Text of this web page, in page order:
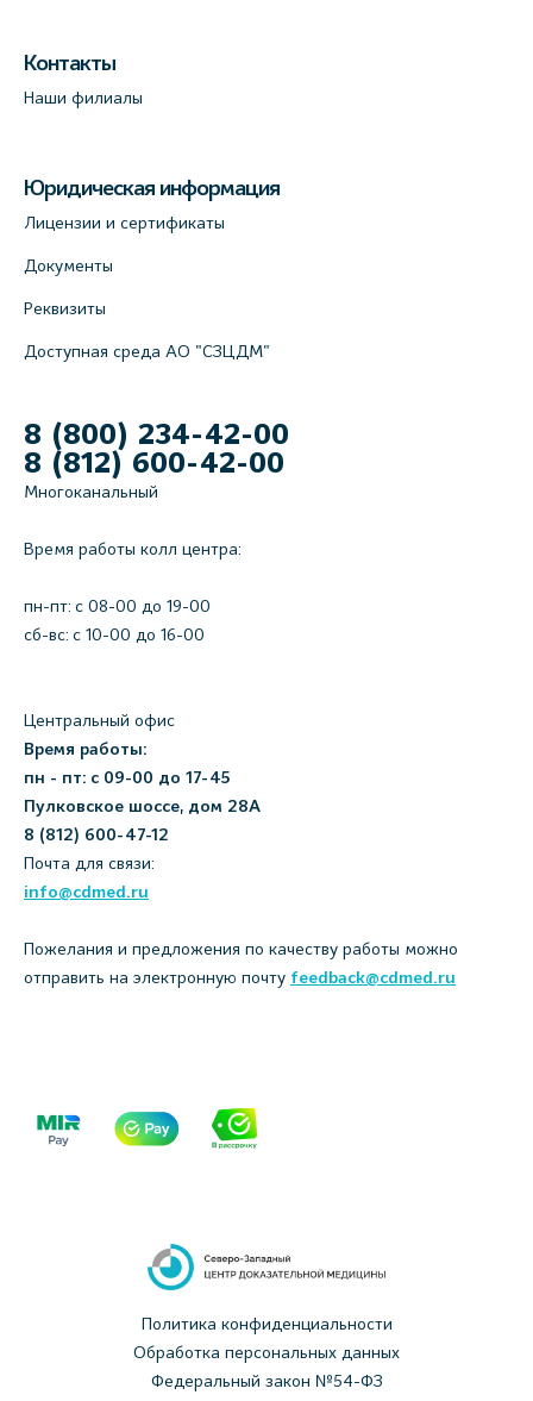
В.О., д.5 (официальный партнёр)
+7 (812) 565-11-12
Контакты
Наши филиалы
Юридическая информация
Лицензии и сертификаты
Документы
Реквизиты
Доступная среда АО "СЗЦДМ"
8 (800) 234-42-00
8 (812) 600-42-00
Многоканальный
Время работы колл центра:
пн-пт: c 08-00 до 19-00
сб-вс: с 10-00 до 16-00
Центральный офис
Время работы:
пн - пт: с 09-00 до 17-45
Пулковское шоссе, дом 28А
8 (812) 600-47-12
Почта для связи:
info@cdmed.ru
Пожелания и предложения по качеству работы можно
отправить на электронную почту feedback@cdmed.ru
Политика конфиденциальности
Обработка персональных данных
Федеральный закон №54-ФЗ